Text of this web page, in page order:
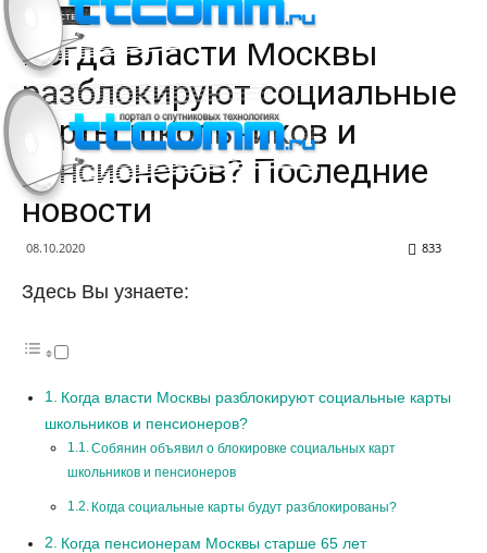
Общество
Когда власти Москвы
разблокируют социальные
карты школьников и
пенсионеров? Последние
новости
08.10.2020 833
Здесь Вы узнаете:
Когда власти Москвы разблокируют социальные карты
школьников и пенсионеров?
Собянин объявил о блокировке социальных карт
школьников и пенсионеров
Когда социальные карты будут разблокированы?
Когда пенсионерам Москвы старше 65 лет